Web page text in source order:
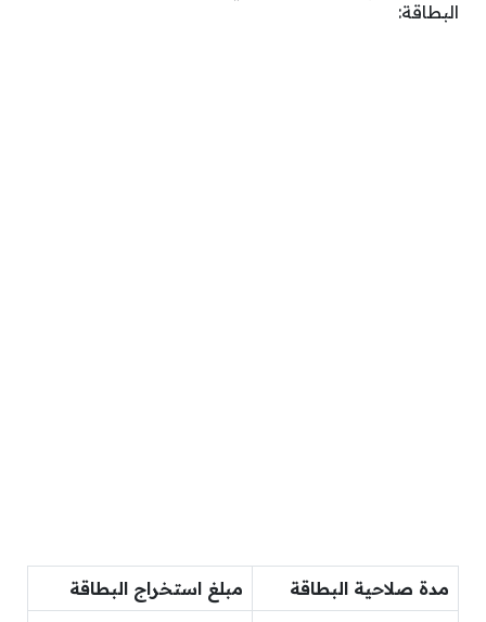
البطاقة:
مدة صلاحية البطاقة مبلغ استخراج البطاقة